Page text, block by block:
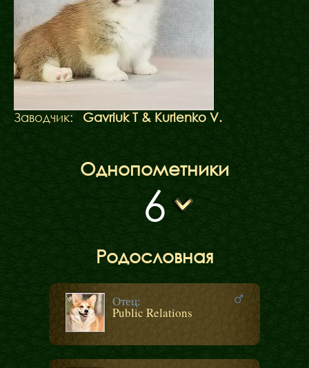
Заводчик: Gavriuk T & Kurlenko V.
Однопометники
6
Родословная
Отец:
Public Relations